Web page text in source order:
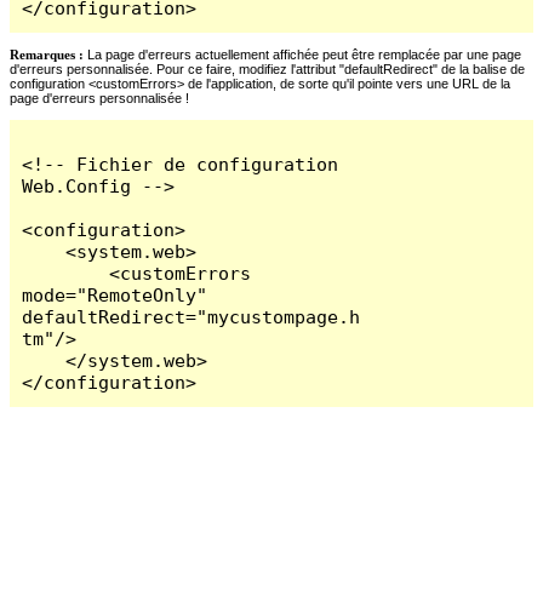
</configuration>
Remarques : La page d'erreurs actuellement affichée peut être remplacée par une page
d'erreurs personnalisée. Pour ce faire, modifiez l'attribut "defaultRedirect" de la balise de
configuration <customErrors> de l'application, de sorte qu'il pointe vers une URL de la
page d'erreurs personnalisée !
<!-- Fichier de configuration
Web.Config -->
<configuration>
    <system.web>
        <customErrors
mode="RemoteOnly"
defaultRedirect="mycustompage.h
tm"/>
    </system.web>
</configuration>